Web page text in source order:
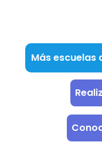
Más escuelas